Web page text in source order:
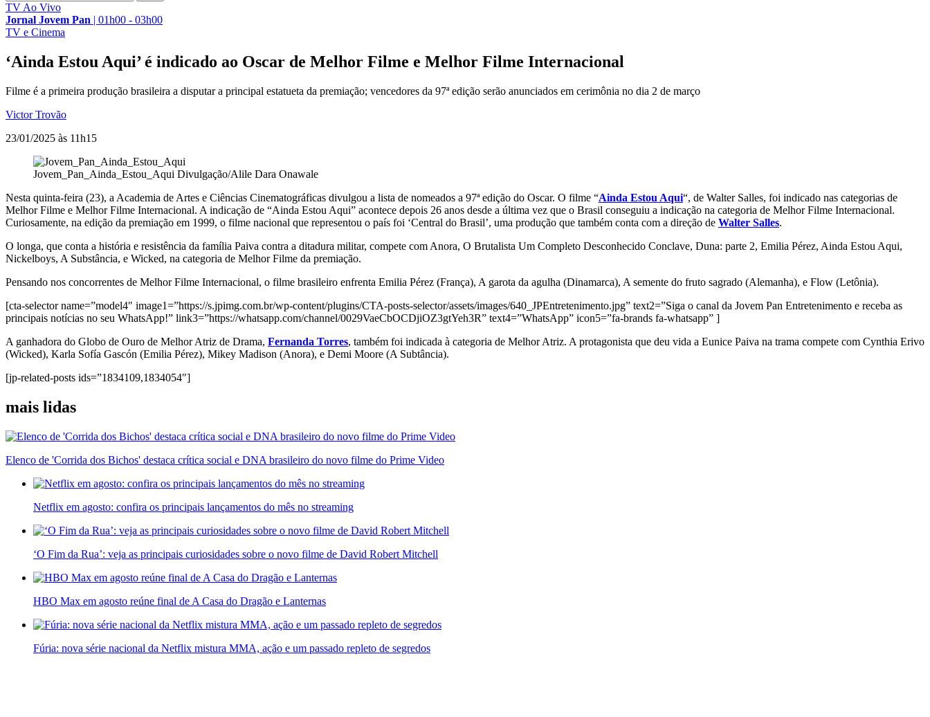
TV Ao Vivo
Jornal Jovem Pan | 01h00 - 03h00
TV e Cinema
‘Ainda Estou Aqui’ é indicado ao Oscar de Melhor Filme e Melhor Filme Internacional
Filme é a primeira produção brasileira a disputar a principal estatueta da premiação; vencedores da 97ª edição serão anunciados em cerimônia no dia 2 de março
Victor Trovão
23/01/2025 às 11h15
Jovem_Pan_Ainda_Estou_Aqui Divulgação/Alile Dara Onawale
Nesta quinta-feira (23), a Academia de Artes e Ciências Cinematográficas divulgou a lista de nomeados a 97ª edição do Oscar. O filme “Ainda Estou Aqui“, de Walter Salles, foi indicado nas categorias de
Melhor Filme e Melhor Filme Internacional. A indicação de “Ainda Estou Aqui” acontece depois 26 anos desde a última vez que o Brasil conseguiu a indicação na categoria de Melhor Filme Internacional.
Curiosamente, na edição da premiação em 1999, o filme nacional que representou o país foi ‘Central do Brasil’, uma produção que também conta com a direção de Walter Salles.
O longa, que conta a história e resistência da família Paiva contra a ditadura militar, compete com Anora, O Brutalista Um Completo Desconhecido Conclave, Duna: parte 2, Emilia Pérez, Ainda Estou Aqui,
Nickelboys, A Substância, e Wicked, na categoria de Melhor Filme da premiação.
Pensando nos concorrentes de Melhor Filme Internacional, o filme brasileiro enfrenta Emilia Pérez (França), A garota da agulha (Dinamarca), A semente do fruto sagrado (Alemanha), e Flow (Letônia).
[cta-selector name=”model4″ image1=”https://s.jpimg.com.br/wp-content/plugins/CTA-posts-selector/assets/images/640_JPEntretenimento.jpg” text2=”Siga o canal da Jovem Pan Entretenimento e receba as
principais notícias no seu WhatsApp!” link3=”https://whatsapp.com/channel/0029VaeCbOCDjiOZ3gtYeh3R” text4=”WhatsApp” icon5=”fa-brands fa-whatsapp” ]
A ganhadora do Globo de Ouro de Melhor Atriz de Drama, Fernanda Torres, também foi indicada à categoria de Melhor Atriz. A protagonista que deu vida a Eunice Paiva na trama compete com Cynthia Erivo
(Wicked), Karla Sofía Gascón (Emilia Pérez), Mikey Madison (Anora), e Demi Moore (A Subtância).
[jp-related-posts ids=”1834109,1834054″]
mais lidas
Elenco de 'Corrida dos Bichos' destaca crítica social e DNA brasileiro do novo filme do Prime Video
Netflix em agosto: confira os principais lançamentos do mês no streaming
‘O Fim da Rua’: veja as principais curiosidades sobre o novo filme de David Robert Mitchell
HBO Max em agosto reúne final de A Casa do Dragão e Lanternas
Fúria: nova série nacional da Netflix mistura MMA, ação e um passado repleto de segredos